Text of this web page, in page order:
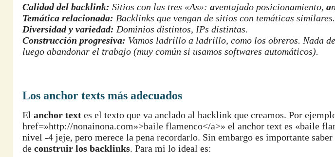
Calidad del backlink: Sitios con las tres «As»: aventajado posicionamiento, a
Temática relacionada: Backlinks que vengan de sitios con temáticas similares.
Diversidad y variedad: Dominios distintos, IPs distintas.
Construcción progresiva: Vamos ladrillo a ladrillo, como los obreros. Nada
luego abandonar el trabajo (muy común si usamos softwares automáticos).
Los anchor texts más adecuados
El anchor text es el texto que va anclado al backlink que creamos. Por
href=»http://nonainona.com»>baile flamenco</a>» el anchor text es «baile
nivel -4 jeje, pero merece la pena recordarlo. Sin embargo es importante
de construir los backlinks. Para mi lo ideal es: